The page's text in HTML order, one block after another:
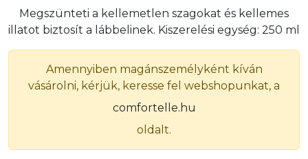
Megszünteti a kellemetlen szagokat és kellemes
illatot biztosít a lábbelinek. Kiszerelési egység: 250 ml
Amennyiben magánszemélyként kíván
vásárolni, kérjük, keresse fel webshopunkat, a
comfortelle.hu
oldalt.